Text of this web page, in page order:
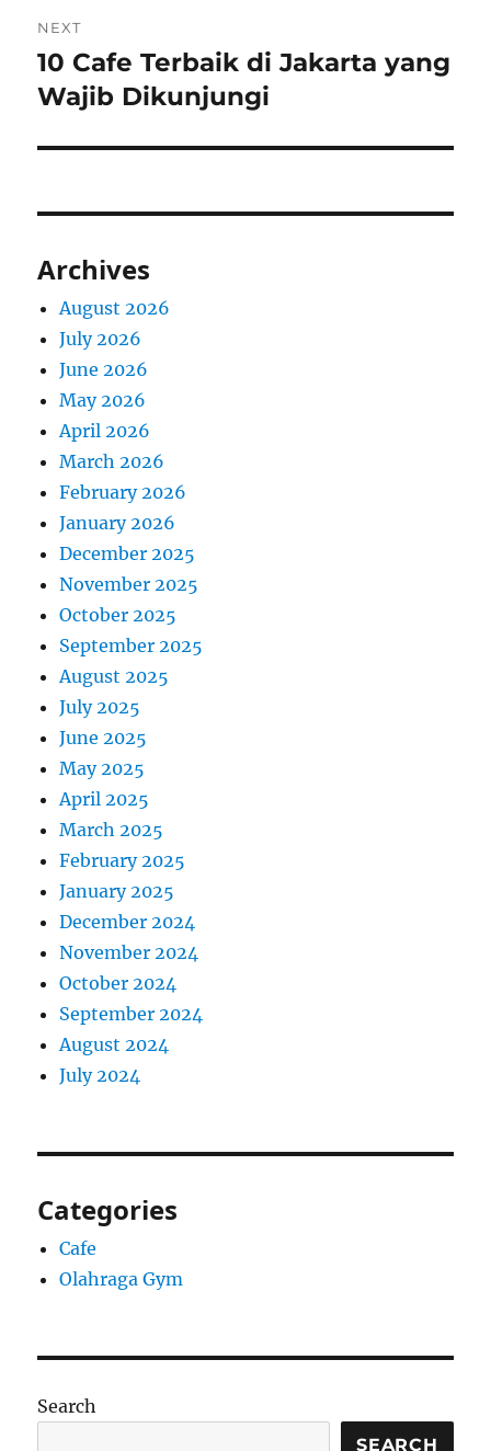
NEXT
Next
post:
10 Cafe Terbaik di Jakarta yang
Wajib Dikunjungi
Archives
August 2026
July 2026
June 2026
May 2026
April 2026
March 2026
February 2026
January 2026
December 2025
November 2025
October 2025
September 2025
August 2025
July 2025
June 2025
May 2025
April 2025
March 2025
February 2025
January 2025
December 2024
November 2024
October 2024
September 2024
August 2024
July 2024
Categories
Cafe
Olahraga Gym
Search
SEARCH